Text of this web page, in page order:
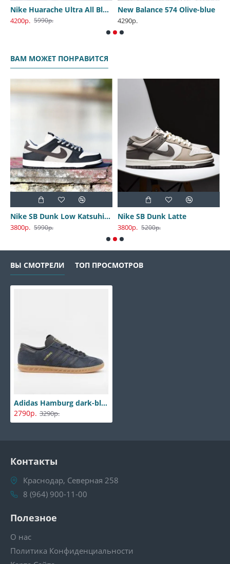
Nike Huarache Ultra All Black
4200р. 5990р.
New Balance 574 Olive-blue
4290р.
ВАМ МОЖЕТ ПОНРАВИТСЯ
Nike SB Dunk Low Katsuhiro Otomo
3800р. 5990р.
Nike SB Dunk Latte
3800р. 5200р.
ВЫ СМОТРЕЛИ ТОП ПРОСМОТРОВ
Adidas Hamburg dark-blue black
2790р. 3290р.
Контакты
Краснодар, Северная 258
8 (964) 900-11-00
Полезное
О нас
Политика Конфиденциальности